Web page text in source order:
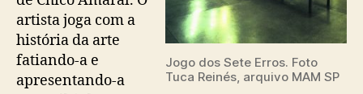
Jogo dos Sete Erros. Foto
Tuca Reinés, arquivo MAM SP
artista joga com a
história da arte
fatiando-a e
apresentando-a